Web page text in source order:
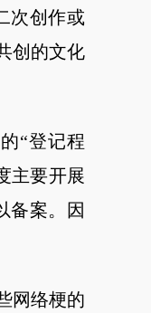
次创作或
创的文化
“登记程
主要开展
备案。因
网络梗的